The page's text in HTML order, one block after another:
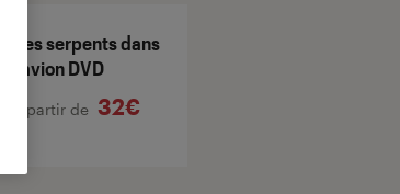
Des serpents dans
l'avion DVD
À partir de 32€